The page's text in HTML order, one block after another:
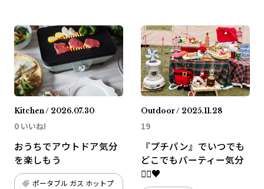
Kitchen / 2026.07.30
0 いいね!
おうちでアウトドア気分
を楽しもう
ポータブル ガス ホットプ
Outdoor / 2025.11.28
19
『プチパン』でいつでも
どこでもパーティー気分
🧞‍♂️♥️